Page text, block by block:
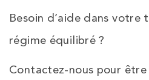
Besoin d’aide dans votre
régime équilibré ?
Contactez-nous pour